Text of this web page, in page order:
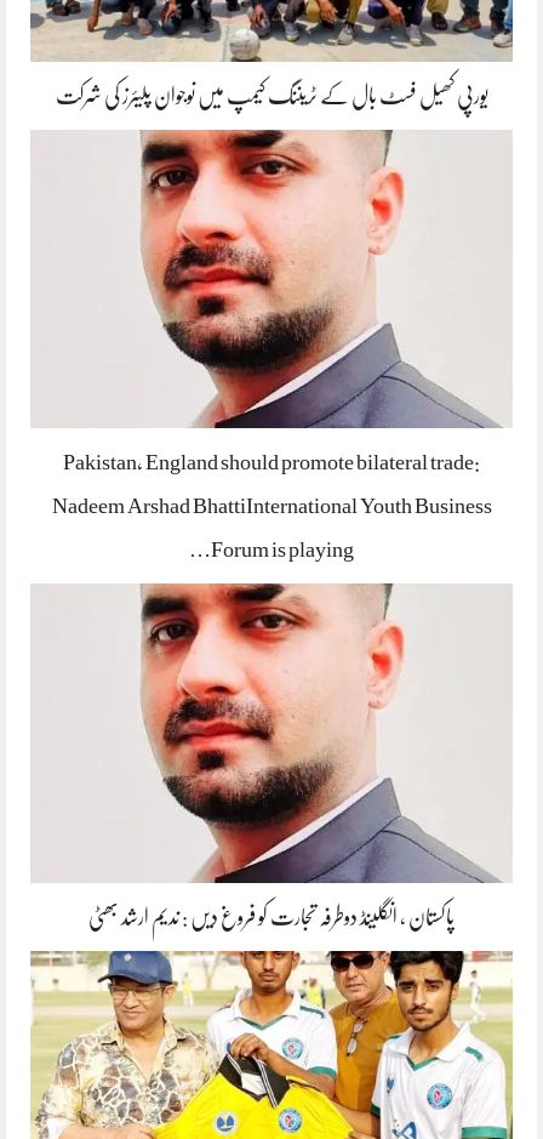
یورپی کھیل فسٹ بال کے ٹریننگ کیمپ میں نوجوان پلیئرز کی شرکت
Pakistan, England should promote bilateral trade:
Nadeem Arshad BhattiInternational Youth Business
Forum is playing…
پاکستان ، انگلینڈ دوطرفہ تجارت کو فروغ دیں : ندیم ارشد بھٹی